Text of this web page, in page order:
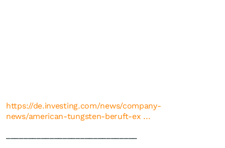
https://de.investing.com/news/company-
news/american-tungsten-beruft-ex ...